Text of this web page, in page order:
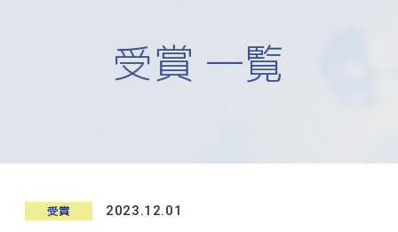
受賞 一覧
受賞 2023.12.01